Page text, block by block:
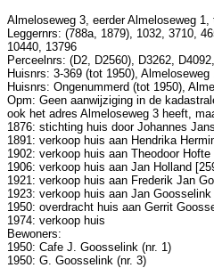
Almeloseweg 3, eerder Almeloseweg
Leggernrs: (788a, 1879), 1032, 3710,
10440, 13796
Perceelnrs: (D2, D2560), D3262,
Huisnrs: 3-369 (tot 1950), Almeloseweg
Huisnrs: Ongenummerd (tot 1950),
Opm: Geen aanwijziging in de
ook het adres Almeloseweg 3 heeft,
1876: stichting huis door Johannes
1891: verkoop huis aan Hendrika
1902: verkoop huis aan Theodoor Hofte
1906: verkoop huis aan Jan Holland
1921: verkoop huis aan Frederik Jan
1923: verkoop huis aan Jan Goosselink
1950: overdracht huis aan Gerrit
1974: verkoop huis
Bewoners:
1950: Cafe J. Goosselink (nr. 1)
1950: G. Goosselink (nr. 3)